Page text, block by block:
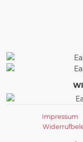
Impressum